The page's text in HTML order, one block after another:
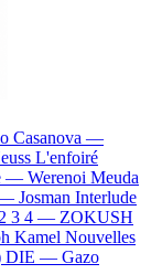
Casanova —
L'enfoiré
— Werenoi Meuda
— Josman Interlude
3 4 — ZOKUSH
Kamel Nouvelles
DIE — Gazo